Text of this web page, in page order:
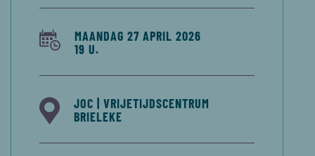
MAANDAG 27 APRIL 2026
19 U.
JOC | VRIJETIJDSCENTRUM
BRIELEKE